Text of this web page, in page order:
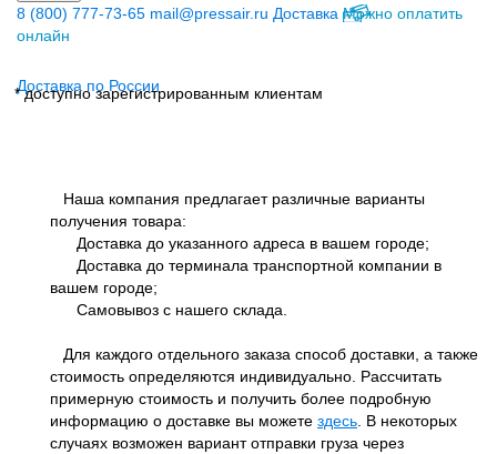
8 (800) 777-73-65 mail@pressair.ru Доставка Можно оплатить
онлайн
* доступно зарегистрированным клиентам
Доставка по России
Наша компания предлагает различные варианты
получения товара:
Доставка до указанного адреса в вашем городе;
Доставка до терминала транспортной компании в
вашем городе;
Самовывоз с нашего склада.
Для каждого отдельного заказа способ доставки, а также
стоимость определяются индивидуально. Рассчитать
примерную стоимость и получить более подробную
информацию о доставке вы можете здесь . В некоторых
случаях возможен вариант отправки груза через